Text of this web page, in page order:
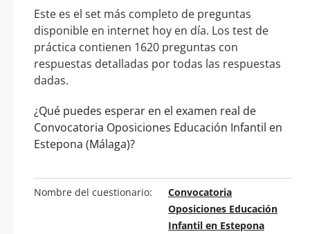
Este es el set más completo de preguntas
disponible en internet hoy en día. Los test de
práctica contienen 1620 preguntas con
respuestas detalladas por todas las respuestas
dadas.
¿Qué puedes esperar en el examen real de
Convocatoria Oposiciones Educación Infantil en
Estepona (Málaga)?
Nombre del cuestionario:
Convocatoria
Oposiciones Educación
Infantil en Estepona